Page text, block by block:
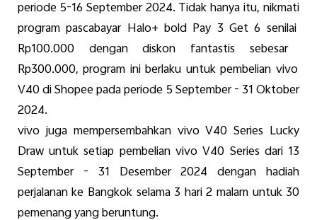
periode5-16 September 2024. Tidakhanyaitu,nikmati
programpascabayarHalo+ bold Pay 3 Get 6 senilai
Rp100.000 dengan diskon fantastis
sebesar
Rp300.000, program ini berlaku untuk pembelian vivo
V40 di Shopee padaperiode 5 September - 31 Oktober
2024.
vivo juga mempersembahkanvivo V40 Series Lucky
Draw untuk setiap pembelianvivo V40 Series dari13
September - 31 Desember2024dengan hadiah
perjalananke Bangkok selama3 hari2malam untuk30
pemenangyangberuntung.